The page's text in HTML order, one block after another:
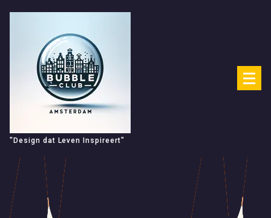
"Design dat Leven Inspireert"